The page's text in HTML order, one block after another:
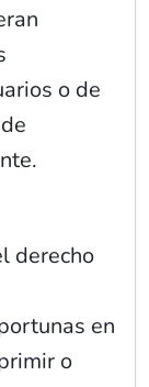
o de
derecho
en
o